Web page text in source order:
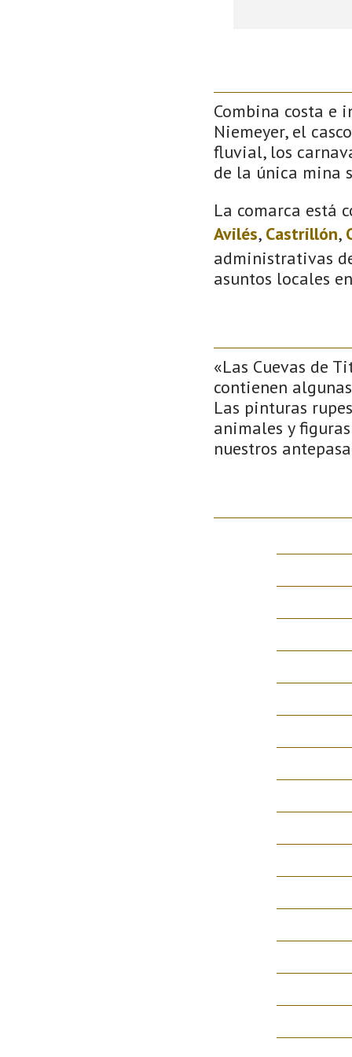
Combina costa e
Niemeyer, el
fluvial, los
de la única mina
La comarca está
Avilés, Castrillón,
administrativas
asuntos locales
«Las Cuevas de
contienen
Las pinturas
animales y
nuestros